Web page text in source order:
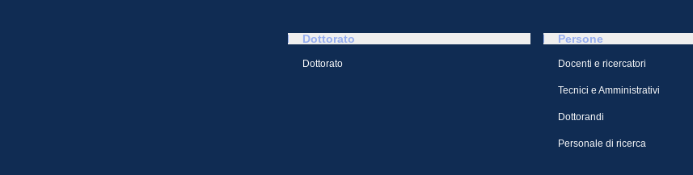
Dottorato
Dottorato
Persone
Docenti e ricercatori
Tecnici e Amministrativi
Dottorandi
Personale di ricerca